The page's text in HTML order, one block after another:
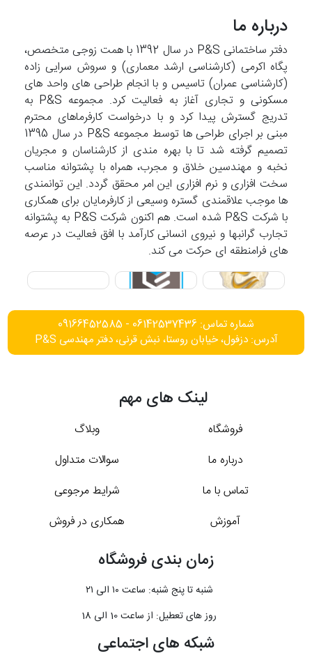
درباره ما
دفتر ساختمانی P&S در سال 1392 با همت زوجی متخصص،
پگاه اکرمی (کارشناسی ارشد معماری) و سروش سرایی زاده
(کارشناسی عمران) تاسیس و با انجام طراحی های واحد های
مسکونی و تجاری آغاز به فعالیت کرد. مجموعه P&S به
تدریج گسترش پیدا کرد و با درخواست کارفرماهای محترم
مبنی بر اجرای طراحی ها توسط مجموعه P&S در سال 1395
تصمیم گرفته شد تا با بهره مندی از کارشناسان و مجریان
نخبه و مهندسین خلاق و مجرب، همراه با پشتوانه مناسب
سخت افزاری و نرم افزاری این امر محقق گردد. این توانمندی
ها موجب علاقمندی گستره وسیعی از کارفرمایان برای همکاری
با شرکت P&S شده است. هم اکنون شرکت P&S به پشتوانه
تجارب گرانبها و نیروی انسانی کارآمد با افق فعالیت در عرصه
های فرامنطقه ای حرکت می کند.
شماره تماس: 06142537436 - 09166452585
آدرس: دزفول، خیابان روستا، نبش قرنی، دفتر مهندسی P&S
لینک های مهم
فروشگاه
وبلاگ
درباره ما
سوالات متداول
تماس با ما
شرایط مرجوعی
آموزش
همکاری در فروش
زمان بندی فروشگاه
شنبه تا پنج شنبه: ساعت ۱۰ الی ۲۱
روز های تعطیل: از ساعت 10 الی 18
شبکه های اجتماعی